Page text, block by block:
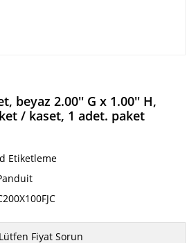
beyaz 2.00'' G x 1.00'' H,
/ kaset, 1 adet. paket
Etiketleme
Lütfen Fiyat Sorun